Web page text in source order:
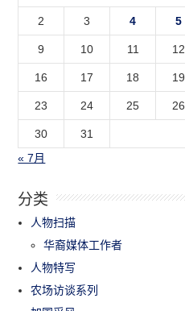
2 3 4 5
9 10 11 12
16 17 18 19
23 24 25 26
30
31
« 7月
分类
人物扫描
华裔媒体工作者
人物特写
农场访谈系列